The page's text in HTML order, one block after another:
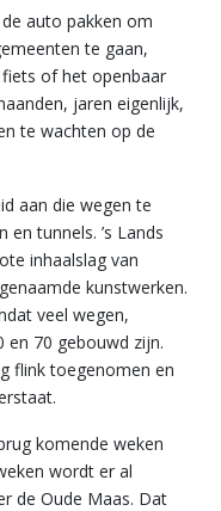
auto pakken om
te gaan,
of het openbaar
jaren eigenlijk,
te wachten op de
aan die wegen te
tunnels. ’s Lands
inhaalslag van
kunstwerken.
veel wegen,
en 70 gebouwd zijn.
flink toegenomen en
komende weken
wordt er al
de Oude Maas. Dat